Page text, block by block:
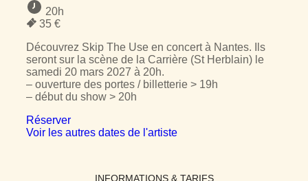
20h
35 €
Découvrez Skip The Use en concert à Nantes. Ils
seront sur la scène de la Carrière (St Herblain) le
samedi 20 mars 2027 à 20h.
– ouverture des portes / billetterie > 19h
– début du show > 20h
Réserver
Voir les autres dates de l'artiste
INFORMATIONS & TARIFS